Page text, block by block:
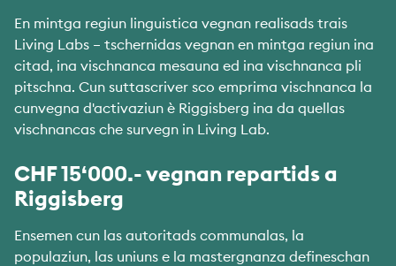
En mintga regiun linguistica vegnan realisads trais
Living Labs – tschernidas vegnan en mintga regiun ina
citad, ina vischnanca mesauna ed ina vischnanca pli
pitschna. Cun suttascriver sco emprima vischnanca la
cunvegna d'activaziun è Riggisberg ina da quellas
vischnancas che survegn in Living Lab.
CHF 15‘000.- vegnan repartids a
Riggisberg
Ensemen cun las autoritads communalas, la
populaziun, las uniuns e la mastergnanza defineschan